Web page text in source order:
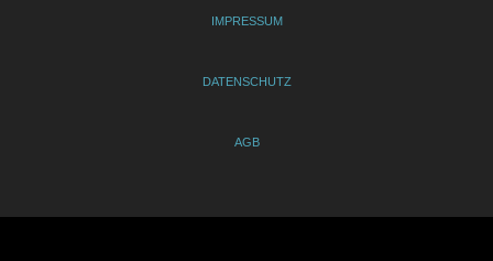
IMPRESSUM
DATENSCHUTZ
AGB